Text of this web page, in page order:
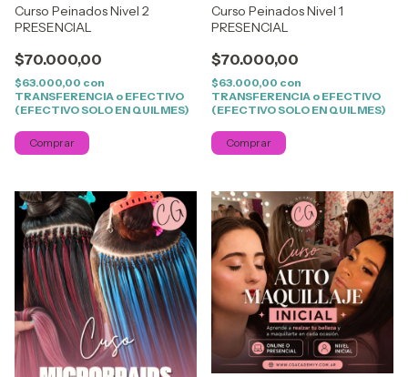
Curso Peinados Nivel 2
PRESENCIAL
$70.000,00
$63.000,00 con
TRANSFERENCIA o EFECTIVO
(EFECTIVO SOLO EN QUILMES)
Comprar
Curso Peinados Nivel 1
PRESENCIAL
$70.000,00
$63.000,00 con
TRANSFERENCIA o EFECTIVO
(EFECTIVO SOLO EN QUILMES)
Comprar